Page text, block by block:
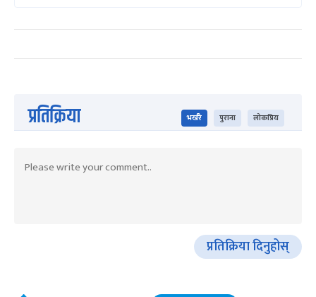
प्रतिक्रिया भर्खरै पुराना लोकप्रिय
प्रतिक्रिया दिनुहोस्